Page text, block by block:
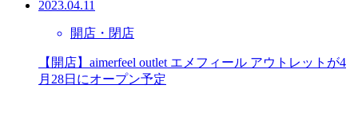
2023.04.11
開店・閉店
【開店】aimerfeel outlet エメフィール アウトレットが4
月28日にオープン予定